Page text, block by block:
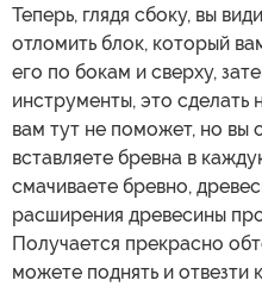
Теперь, глядя сбоку, вы
отломить блок, который
его по бокам и сверху,
инструменты, это сделать
вам тут не поможет, но вы
вставляете бревна в
смачиваете бревно,
расширения древесины
Получается прекрасно
можете поднять и отвезти